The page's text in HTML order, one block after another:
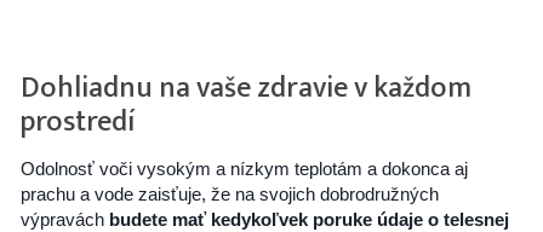
Dohliadnu na vaše zdravie v každom
prostredí
Odolnosť voči vysokým a nízkym teplotám a dokonca aj
prachu a vode zaisťuje, že na svojich dobrodružných
výpravách budete mať kedykoľvek poruke údaje o telesnej